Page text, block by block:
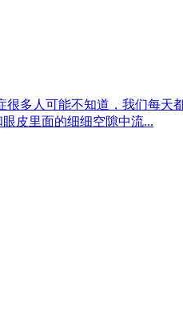
多人可能不知道，我们每天
皮里面的细细空隙中流...